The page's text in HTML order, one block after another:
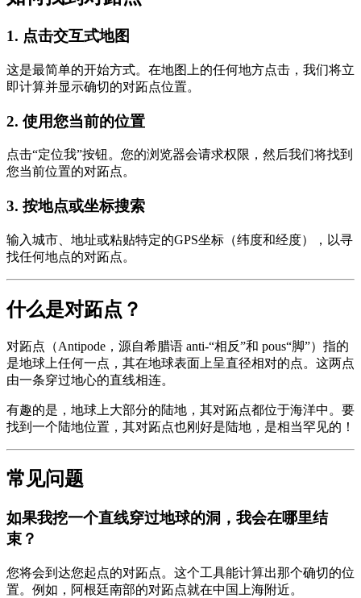
1. 点击交互式地图
这是最简单的开始方式。在地图上的任何地方点击，我们将立
即计算并显示确切的对跖点位置。
2. 使用您当前的位置
点击“定位我”按钮。您的浏览器会请求权限，然后我们将找到
您当前位置的对跖点。
3. 按地点或坐标搜索
输入城市、地址或粘贴特定的GPS坐标（纬度和经度），以寻
找任何地点的对跖点。
什么是对跖点？
对跖点（Antipode，源自希腊语 anti-“相反”和 pous“脚”）指的
是地球上任何一点，其在地球表面上呈直径相对的点。这两点
由一条穿过地心的直线相连。
有趣的是，地球上大部分的陆地，其对跖点都位于海洋中。要
找到一个陆地位置，其对跖点也刚好是陆地，是相当罕见的！
常见问题
如果我挖一个直线穿过地球的洞，我会在哪里结
束？
您将会到达您起点的对跖点。这个工具能计算出那个确切的位
置。例如，阿根廷南部的对跖点就在中国上海附近。